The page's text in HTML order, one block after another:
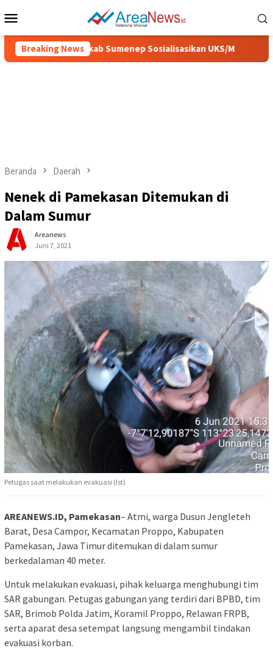
ke
Mobile
Breaking News
Sehat, Pemkab Sumenep Sosialisasikan UKS/M
Beranda Daerah
Nenek di Pamekasan Ditemukan di
Dalam Sumur
Areanews
Juni 7, 2021
Petugas saat melakukan evakuasi (Ist)
AREANEWS.ID, Pamekasan– Atmi, warga Dusun Jengleteh
Barat, Desa Campor, Kecamatan Proppo, Kabupaten
Pamekasan, Jawa Timur ditemukan di dalam sumur
berkedalaman 40 meter.
Untuk melakukan evakuasi, pihak keluarga menghubungi tim
SAR gabungan. Petugas gabungan yang terdiri dari BPBD, tim
SAR, Brimob Polda Jatim, Koramil Proppo, Relawan FRPB,
serta aparat desa setempat langsung mengambil tindakan
evakuasi korban.